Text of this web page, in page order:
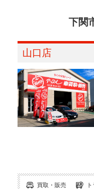
下関
山口店
買取・販売